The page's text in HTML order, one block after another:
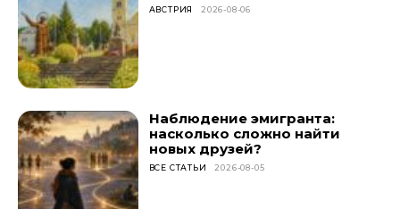
АВСТРИЯ 2026-08-06
Наблюдение эмигранта:
насколько сложно найти
новых друзей?
ВСЕ СТАТЬИ 2026-08-05